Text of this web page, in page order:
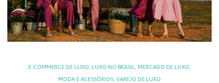
E-COMMERCE DE LUXO, LUXO NO BRASIL , MERCADO DE LUXO,
MODA E ACESSÓRIOS, VAREJO DE LUXO